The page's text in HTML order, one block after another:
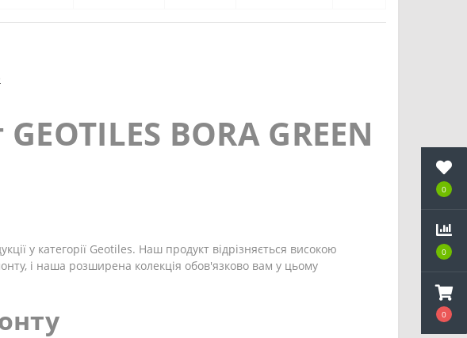
0
0
0
BORA GREEN
у категорії Geotiles. Наш продукт відрізняється високою
і наша розширена колекція обов'язково вам у цьому